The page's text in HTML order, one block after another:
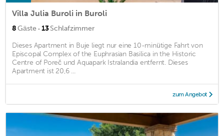
Villa Julia Buroli in Buroli
8Gäste · 13Schlafzimmer
Dieses Apartment in Buje liegt nur eine 10-minütige Fahrt von
Episcopal Complex of the Euphrasian Basilica in the Historic
Centre of Poreč und Aquapark Istralandia entfernt. Dieses
Apartment ist 20,6 ...
zum Angebot